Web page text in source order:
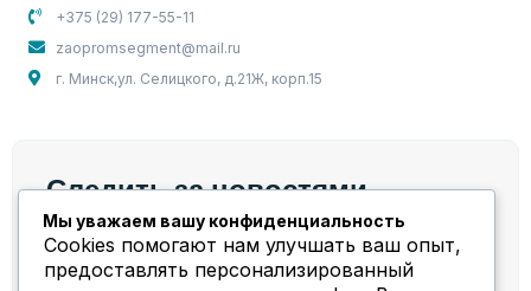
+375 (29) 177-55-11
zaopromsegment@mail.ru
г. Минск,ул. Селицкого, д.21Ж, корп.15
Следить за новостями
Мы берем на себя весь спектр работ и задач,
связанных с компрессорным оборудованием!
Мы уважаем вашу конфиденциальность
Cookies помогают нам улучшать ваш опыт,
предоставлять персонализированный